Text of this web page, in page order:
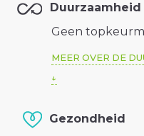
Duurzaamheid
Geen
MEER OVER DE
Gezondheid